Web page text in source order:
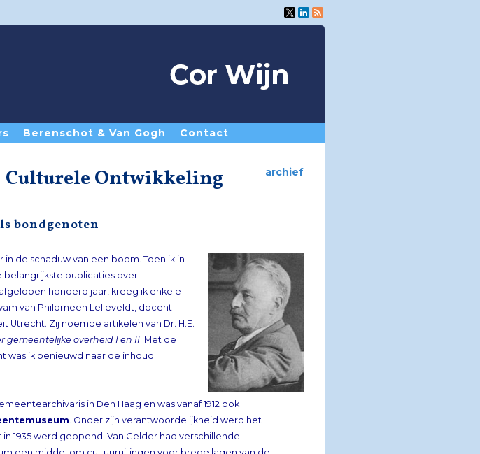
Berenschot & Van Gogh Contact
Culturele Ontwikkeling archief
bondgenoten
de schaduw van een boom. Toen ik in
belangrijkste publicaties over
van de afgelopen honderd jaar, kreeg ik enkele
Een daarvan kwam van Philomeen Lelieveldt, docent
de Universiteit Utrecht. Zij noemde artikelen van Dr. H.E.
gemeentelijke overheid I en II. Met de
was ik benieuwd naar de inhoud.
in Den Haag en was vanaf 1912 ook
. Onder zijn verantwoordelijkheid werd het
1935 werd geopend. Van Gelder had verschillende
was het museum een middel om cultuuruitingen voor brede lagen van de
en de mensen tot schoonheidsbeleving te brengen. Hiermee kende hij